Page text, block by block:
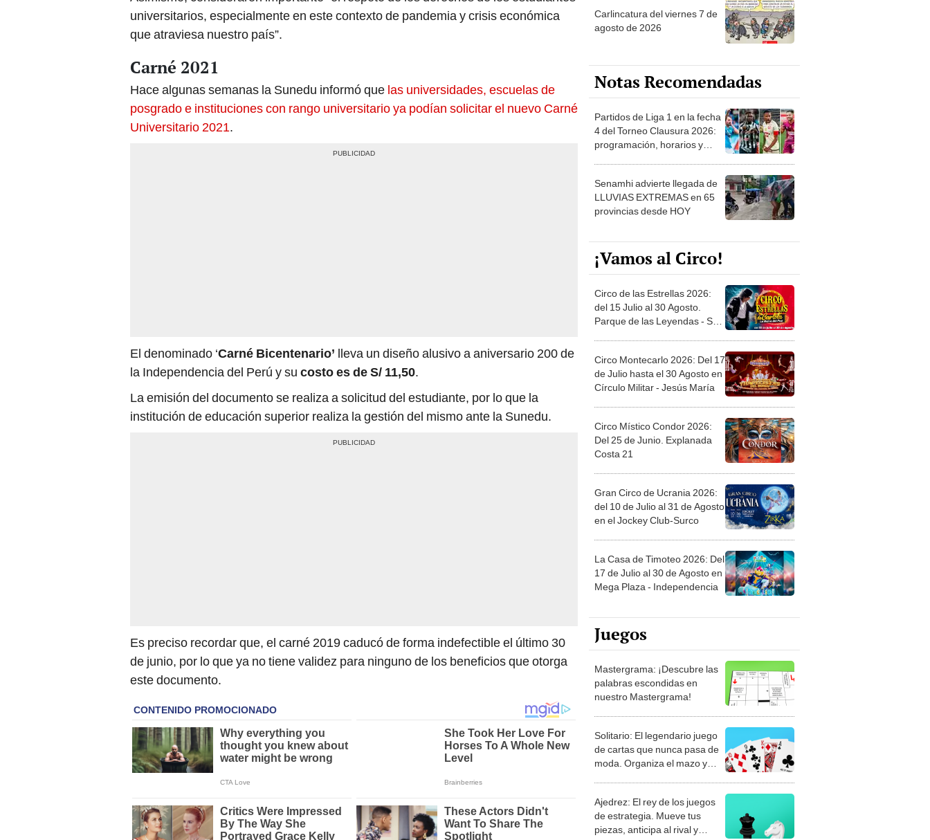
universitarios, especialmente en este contexto de pandemia y crisis económica
que atraviesa nuestro país”.
Carné 2021
Hace algunas semanas la Sunedu informó que las universidades, escuelas de
posgrado e instituciones con rango universitario ya podían solicitar el nuevo Carné
Universitario 2021.
El denominado ‘Carné Bicentenario’ lleva un diseño alusivo a aniversario 200 de
la Independencia del Perú y su costo es de S/ 11,50.
La emisión del documento se realiza a solicitud del estudiante, por lo que la
institución de educación superior realiza la gestión del mismo ante la Sunedu.
Es preciso recordar que, el carné 2019 caducó de forma indefectible el último 30
de junio, por lo que ya no tiene validez para ninguno de los beneficios que otorga
este documento.
Carlincatura del viernes 7 de
agosto de 2026
Notas Recomendadas
Partidos de Liga 1 en la fecha
4 del Torneo Clausura 2026:
programación, horarios y
Senamhi advierte llegada de
LLUVIAS EXTREMAS en 65
provincias desde HOY
¡Vamos al Circo!
Circo de las Estrellas 2026:
del 15 Julio al 30 Agosto.
Parque de las Leyendas - San
Circo Montecarlo 2026: Del 17
de Julio hasta el 30 Agosto en
Círculo Militar - Jesús María
Circo Místico Condor 2026:
Del 25 de Junio. Explanada
Costa 21
Gran Circo de Ucrania 2026:
del 10 de Julio al 31 de Agosto
en el Jockey Club-Surco
La Casa de Timoteo 2026: Del
17 de Julio al 30 de Agosto en
Mega Plaza - Independencia
Juegos
Mastergrama: ¡Descubre las
palabras escondidas en
nuestro Mastergrama!
Solitario: El legendario juego
de cartas que nunca pasa de
moda. Organiza el mazo y
Ajedrez: El rey de los juegos
de estrategia. Mueve tus
piezas, anticipa al rival y